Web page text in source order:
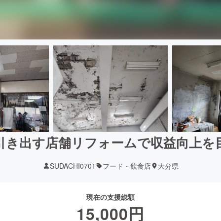
き出す店舗リフォームで収益向上を
SUDACHI0701 フード・飲食店 大分県
現在の支援総額
15,000円